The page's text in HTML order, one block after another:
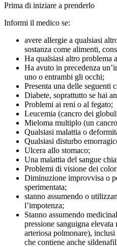
Prima di iniziare a prenderlo
Informi il medico se:
avere allergie a qualsiasi
sostanza come alimenti,
Ha qualsiasi altro problema
Ha avuto in precedenza
uno o entrambi gli occhi;
Presenta una delle seguenti
Diabete, soprattutto se hai
Problemi ai reni o al fegato;
Leucemia (cancro dei
Mieloma multiplo (un
Qualsiasi malattia o
Qualsiasi disturbo
Ulcera allo stomaco;
Una malattia del sangue
Problemi di visione dei
Diminuzione improvvisa o
sperimentata;
stanno assumendo o
l’impotenza;
Stanno assumendo
pressione sanguigna
arteriosa polmonare),
che contiene anche